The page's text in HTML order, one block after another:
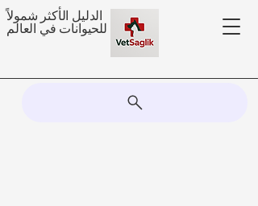
الدليل الأكثر شمولاً
للحيوانات في العالم